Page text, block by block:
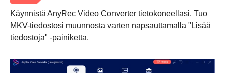
Käynnistä AnyRec Video Converter tietokoneellasi. Tuo
MKV-tiedostosi muunnosta varten napsauttamalla "Lisää
tiedostoja" -painiketta.